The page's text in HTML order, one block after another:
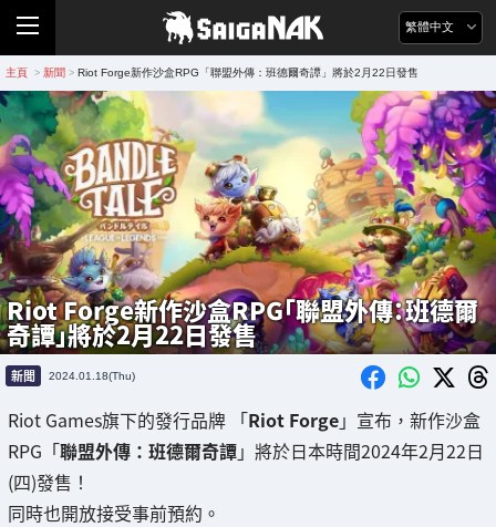
繁體中文
主頁 > 新聞 > Riot Forge新作沙盒RPG「聯盟外傳：班德爾奇譚」將於2月22日發售
Riot Forge新作沙盒RPG「聯盟外傳：班德爾
奇譚」將於2月22日發售
新聞 2024.01.18(Thu)
Riot Games旗下的發行品牌 「Riot Forge」宣布，新作沙盒
RPG「聯盟外傳：班德爾奇譚」將於日本時間2024年2月22日
(四)發售！
同時也開放接受事前預約。